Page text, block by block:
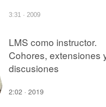
3:31 · 2009
LMS como instructor.
Cohores, extensiones
discusiones
2:02 · 2019